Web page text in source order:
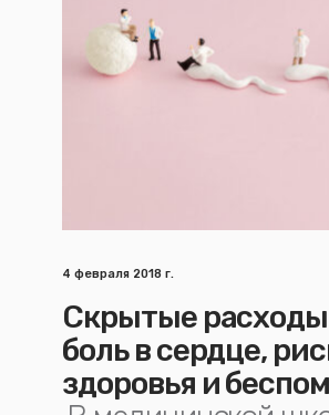
4 февраля 2018 г.
Скрытые
боль в сердце,
здоровья и